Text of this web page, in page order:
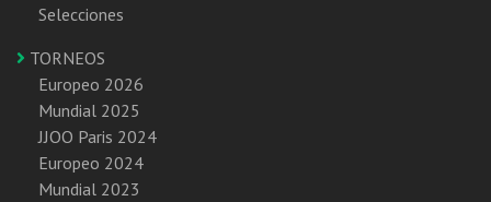
Selecciones
TORNEOS
Europeo 2026
Mundial 2025
JJOO Paris 2024
Europeo 2024
Mundial 2023